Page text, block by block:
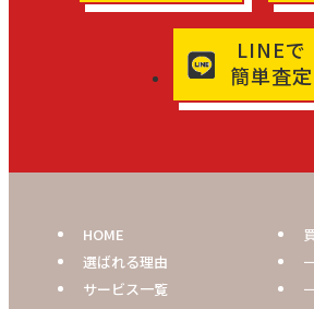
LINEで
簡単査定
HOME
選ばれる理由
サービス一覧